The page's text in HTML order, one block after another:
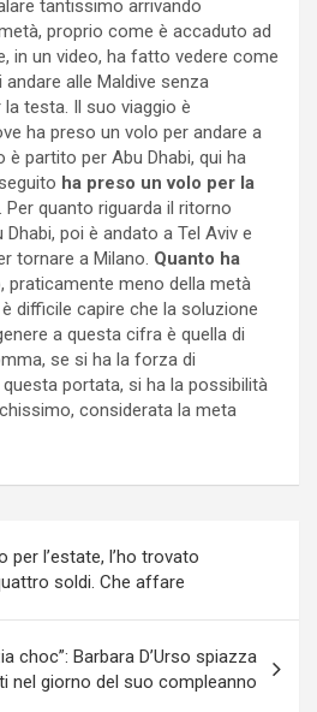
tantissimo arrivando
proprio come è accaduto ad
in un video, ha fatto vedere come
alle Maldive senza
testa. Il suo viaggio è
ha preso un volo per andare a
è partito per Abu Dhabi, qui ha
ha preso un volo per la
. Per quanto riguarda il ritorno
poi è andato a Tel Aviv e
tornare a Milano. Quanto ha
, praticamente meno della metà
difficile capire che la soluzione
a questa cifra è quella di
se si ha la forza di
portata, si ha la possibilità
considerata la meta
l’estate, l’ho trovato
soldi. Che affare
choc”: Barbara D’Urso spiazza
nel giorno del suo compleanno